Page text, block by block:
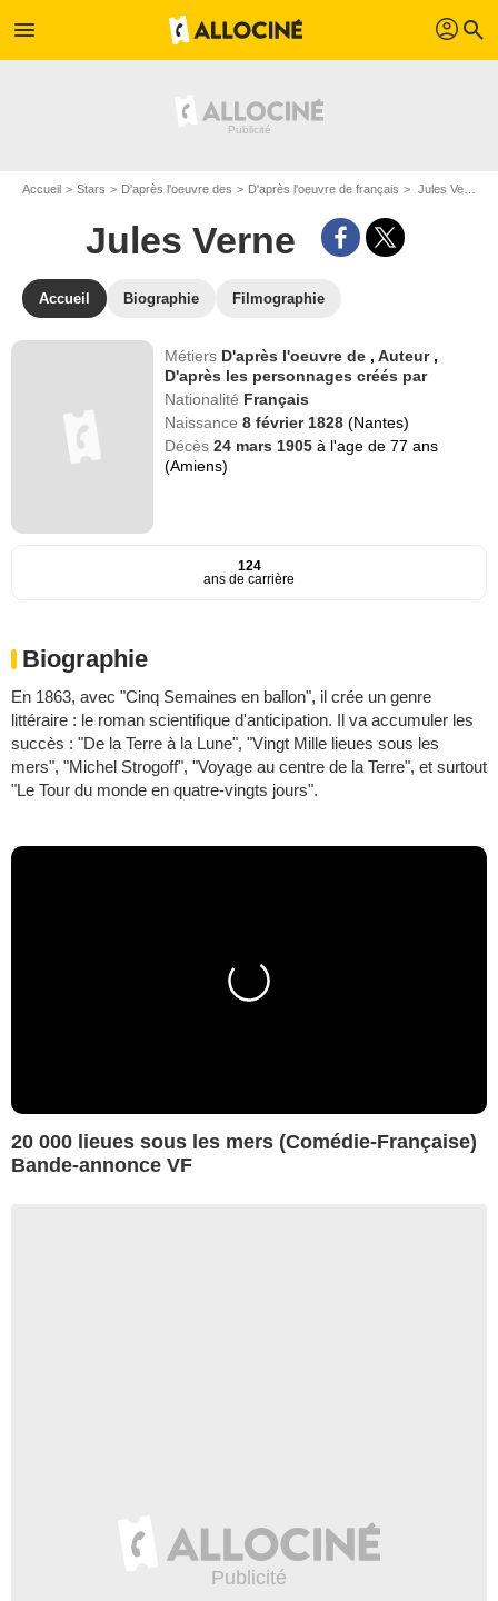
menu profil search
Accueil Stars D'après l'oeuvre des D'après l'oeuvre de français Jules Verne
Jules Verne
Accueil Biographie Filmographie
Métiers D'après l'oeuvre de ,Auteur ,
D'après les personnages créés par
Nationalité Français
Naissance8 février 1828(Nantes)
Décès24 mars 1905à l'age de 77 ans
(Amiens)
124
ans de carrière
Biographie
En 1863, avec "Cinq Semaines en ballon", il crée un genre
littéraire : le roman scientifique d'anticipation. Il va accumuler les
succès : "De la Terre à la Lune", "Vingt Mille lieues sous les
mers", "Michel Strogoff", "Voyage au centre de la Terre", et surtout
"Le Tour du monde en quatre-vingts jours".
20 000 lieues sous les mers (Comédie-Française)
Bande-annonce VF